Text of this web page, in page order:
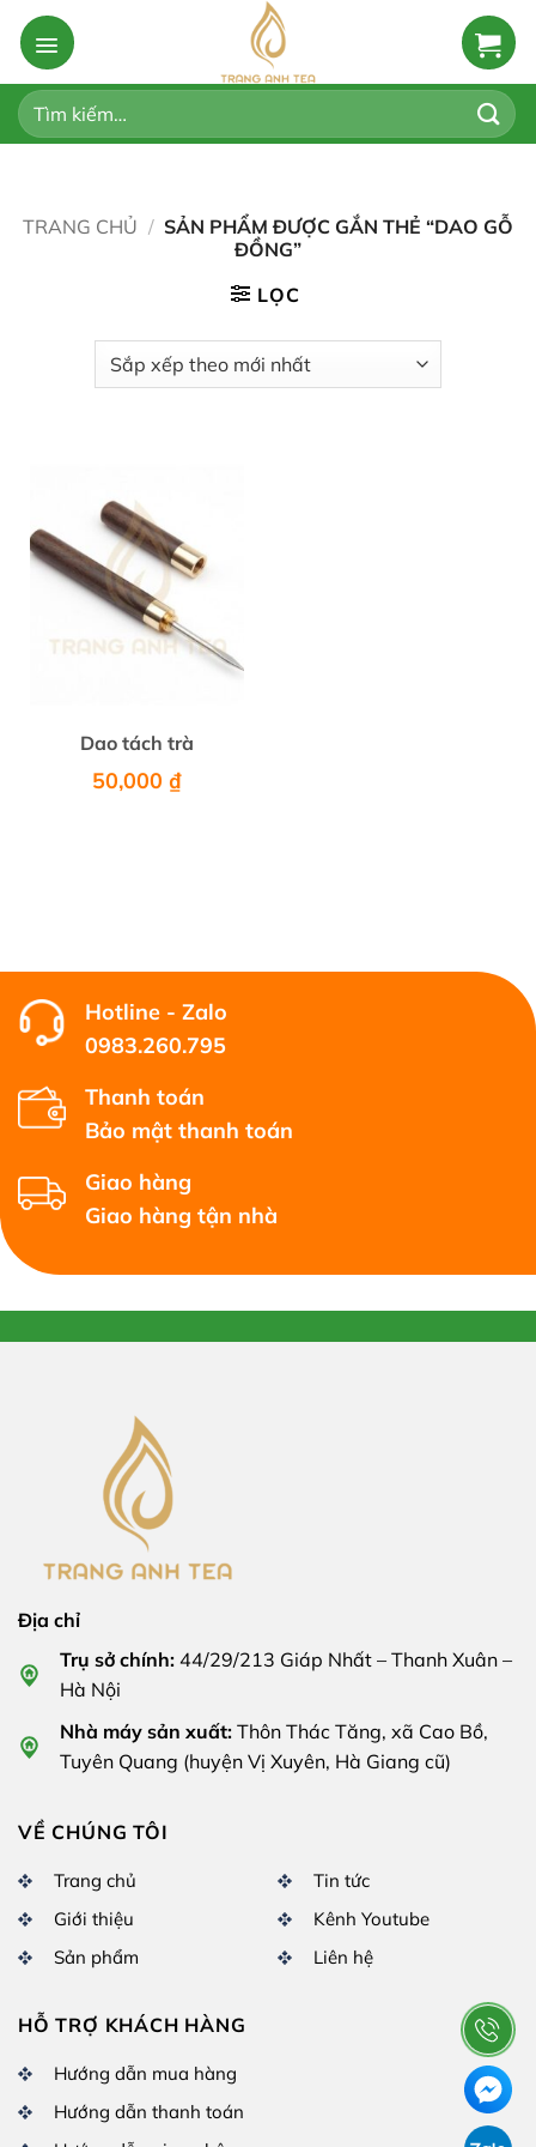
qua
dung
Tìm
kiếm:
TRANG CHỦ / SẢN PHẨM ĐƯỢC GẮN THẺ “DAO GỖ
ĐỒNG”
LỌC
Dao tách trà
50,000 ₫
Hotline - Zalo
0983.260.795
Thanh toán
Bảo mật thanh toán
Giao hàng
Giao hàng tận nhà
Địa chỉ
Trụ sở chính: 44/29/213 Giáp Nhất – Thanh Xuân –
Hà Nội
Nhà máy sản xuất: Thôn Thác Tăng, xã Cao Bồ,
Tuyên Quang (huyện Vị Xuyên, Hà Giang cũ)
VỀ CHÚNG TÔI
Trang chủ
Giới thiệu
Sản phẩm
Tin tức
Kênh Youtube
Liên hệ
HỖ TRỢ KHÁCH HÀNG
Hướng dẫn mua hàng
Hướng dẫn thanh toán